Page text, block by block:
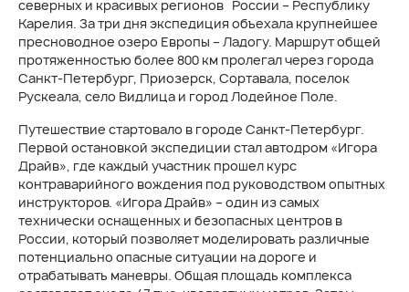
северных и красивых регионов России – Республику
Карелия. За три дня экспедиция объехала крупнейшее
пресноводное озеро Европы – Ладогу. Маршрут общей
протяженностью более 800 км пролегал через города
Санкт-Петербург, Приозерск, Сортавала, поселок
Рускеала, село Видлица и город Лодейное Поле.
Путешествие стартовало в городе Санкт-Петербург.
Первой остановкой экспедиции стал автодром «Игора
Драйв», где каждый участник прошел курс
контраварийного вождения под руководством опытных
инструкторов. «Игора Драйв» – один из самых
технически оснащенных и безопасных центров в
России, который позволяет моделировать различные
потенциально опасные ситуации на дороге и
отрабатывать маневры. Общая площадь комплекса